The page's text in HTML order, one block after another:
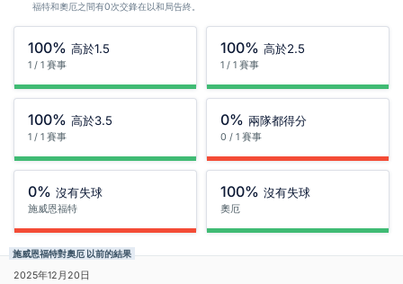
福特和奧厄之間有0次交鋒在以和局告終。
100% 高於1.5
1 / 1 賽事
100% 高於2.5
1 / 1 賽事
100% 高於3.5
1 / 1 賽事
0% 兩隊都得分
0 / 1 賽事
0% 沒有失球
施威恩福特
100% 沒有失球
奧厄
施威恩福特對奧厄 以前的結果
2025年12月20日